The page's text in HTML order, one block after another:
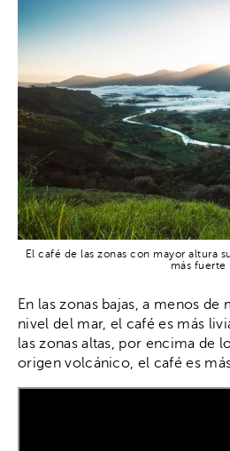
El café de las zonas con mayor altura
más fuerte
En las zonas bajas, a menos
nivel del mar, el café es más
las zonas altas, por encima de
origen volcánico, el café es